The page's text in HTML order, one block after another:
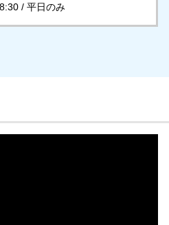
/ 平日のみ